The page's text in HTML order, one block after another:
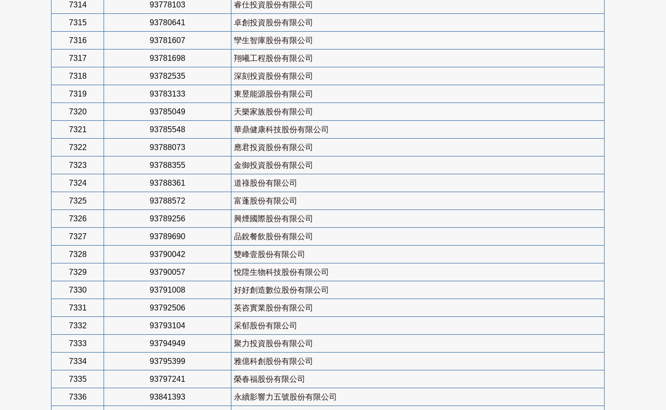
7314 93778103 睿仕投資股份有限公司
7315 93780641 卓創投資股份有限公司
7316 93781607 孿生智庫股份有限公司
7317 93781698 翔曦工程股份有限公司
7318 93782535 深刻投資股份有限公司
7319 93783133 東昱能源股份有限公司
7320 93785049 天樂家族股份有限公司
7321 93785548 華鼎健康科技股份有限公司
7322 93788073 應君投資股份有限公司
7323 93788355 金御投資股份有限公司
7324 93788361 道祿股份有限公司
7325 93788572 富蓬股份有限公司
7326 93789256 興煙國際股份有限公司
7327 93789690 品銳餐飲股份有限公司
7328 93790042 雙峰壹股份有限公司
7329 93790057 悅陞生物科技股份有限公司
7330 93791008 好好創造數位股份有限公司
7331 93792506 英咨實業股份有限公司
7332 93793104 采郁股份有限公司
7333 93794949 聚力投資股份有限公司
7334 93795399 雅億科創股份有限公司
7335 93797241 榮春福股份有限公司
7336 93841393 永續影響力五號股份有限公司